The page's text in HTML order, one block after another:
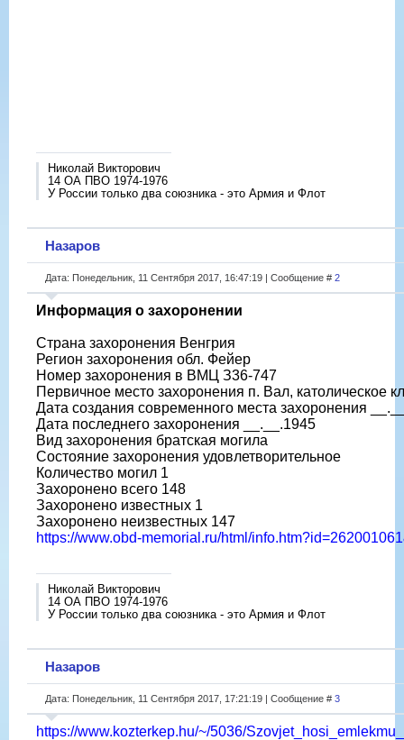
Николай Викторович
14 ОА ПВО 1974-1976
У России только два союзника - это Армия и Флот
Назаров
Дата: Понедельник, 11 Сентября 2017, 16:47:19 | Сообщение # 2
Информация о захоронении
Страна захоронения Венгрия
Регион захоронения обл. Фейер
Номер захоронения в ВМЦ З36-747
Первичное место захоронения п. Вал, католическое
Дата создания современного места захоронения
Дата последнего захоронения __.__.1945
Вид захоронения братская могила
Состояние захоронения удовлетворительное
Количество могил 1
Захоронено всего 148
Захоронено известных 1
Захоронено неизвестных 147
https://www.obd-memorial.ru/html/
Николай Викторович
14 ОА ПВО 1974-1976
У России только два союзника - это Армия и Флот
Назаров
Дата: Понедельник, 11 Сентября 2017, 17:21:19 | Сообщение # 3
https://www.kozterkep.hu/~/5036/